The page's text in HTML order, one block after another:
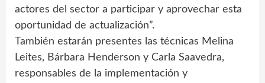
actores del sector a participar y aprovechar esta
oportunidad de actualización”.
También estarán presentes las técnicas Melina
Leites, Bárbara Henderson y Carla Saavedra,
responsables de la implementación y